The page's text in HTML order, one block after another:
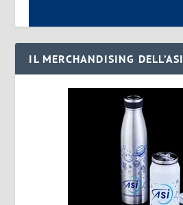
IL MERCHANDISING DELL’ASI